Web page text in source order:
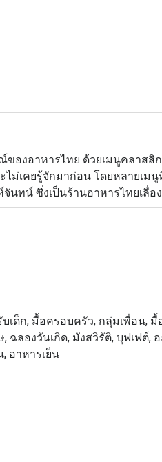
องอาหารไทย ด้วยเมนูคลาสสิ
ม่เคยรู้จักมาก่อน โดยหลายเม
นทน์ ซึ่งเป็นร้านอาหารไทยเลื่
ป็นอารมณ์ย้อนยุคสนุกสนาน เต็
มู ยำส้มโอกุ้งสด และอีกมากมาย
เด็ก, มื้อครอบครัว, กลุ่มเพื่อน,
ฉลองวันเกิด, มังสวิรัติ, บุฟเฟต์,
อาหารเย็น